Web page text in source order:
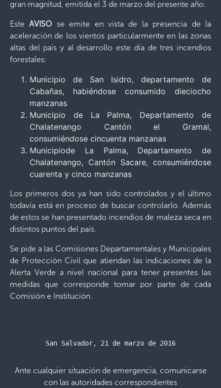
gran magnitud, emitida el 3 de marzo del presente año.
EsteAVISO se emite en vista de la presencia de la
aceleración de los vientos particularmente en las zonas
altas del país y al desarrollo este día de tres incendios
forestales:
Municipio de San Isidro, departamento de
Cabañas, habiéndose consumido dieciocho
manzanas
Municipio de La Palma, Departamento de
Chalatenango Cantón el Gramal,
consumiéndose cincuenta manzanas
Municipiode La Palma, Departamento de
Chalatenango, Cantón Sacare, consumiéndose
cuarenta y cinco manzanas
Los primeros dos ya han sido controlados y el último
todavía está en proceso de buscar controlarlo. Además
de estos se han presentado incendios de maleza seca en
distintos puntos del país.
Se pide a las Comisiones Departamentales y Municipales
de Protección Civil que atiendan las indicaciones de la
Alerta Verde a nivel nacional para tener presentes las
medidas que corresponde tomar por parte de cada
Comisión e Institución.
San Salvador, 21 de marzo de 2016
Ante cualquier situación de emergencia, comunicarse
con las autoridades correspondientes